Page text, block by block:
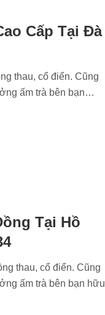
Cấp Tại Đà
thau, cổ điển. Cũng
ấm trà bên bạn…
Tại Hồ
thau, cổ điển. Cũng
ấm trà bên bạn hữu